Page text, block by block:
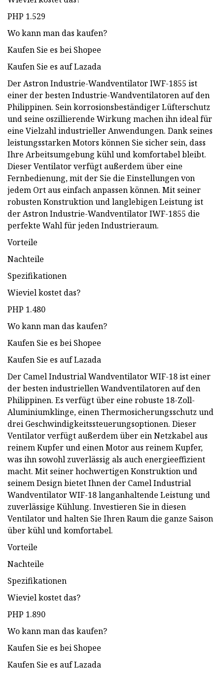
PHP 1.529
Wo kann man das kaufen?
Kaufen Sie es bei Shopee
Kaufen Sie es auf Lazada
Der Astron Industrie-Wandventilator IWF-1855 ist
einer der besten Industrie-Wandventilatoren auf den
Philippinen. Sein korrosionsbeständiger Lüfterschutz
und seine oszillierende Wirkung machen ihn ideal für
eine Vielzahl industrieller Anwendungen. Dank seines
leistungsstarken Motors können Sie sicher sein, dass
Ihre Arbeitsumgebung kühl und komfortabel bleibt.
Dieser Ventilator verfügt außerdem über eine
Fernbedienung, mit der Sie die Einstellungen von
jedem Ort aus einfach anpassen können. Mit seiner
robusten Konstruktion und langlebigen Leistung ist
der Astron Industrie-Wandventilator IWF-1855 die
perfekte Wahl für jeden Industrieraum.
Vorteile
Nachteile
Spezifikationen
Wieviel kostet das?
PHP 1.480
Wo kann man das kaufen?
Kaufen Sie es bei Shopee
Kaufen Sie es auf Lazada
Der Camel Industrial Wandventilator WIF-18 ist einer
der besten industriellen Wandventilatoren auf den
Philippinen. Es verfügt über eine robuste 18-Zoll-
Aluminiumklinge, einen Thermosicherungsschutz und
drei Geschwindigkeitssteuerungsoptionen. Dieser
Ventilator verfügt außerdem über ein Netzkabel aus
reinem Kupfer und einen Motor aus reinem Kupfer,
was ihn sowohl zuverlässig als auch energieeffizient
macht. Mit seiner hochwertigen Konstruktion und
seinem Design bietet Ihnen der Camel Industrial
Wandventilator WIF-18 langanhaltende Leistung und
zuverlässige Kühlung. Investieren Sie in diesen
Ventilator und halten Sie Ihren Raum die ganze Saison
über kühl und komfortabel.
Vorteile
Nachteile
Spezifikationen
Wieviel kostet das?
PHP 1.890
Wo kann man das kaufen?
Kaufen Sie es bei Shopee
Kaufen Sie es auf Lazada